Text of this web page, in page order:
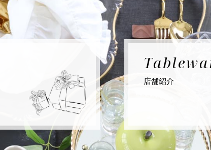
店舗紹介